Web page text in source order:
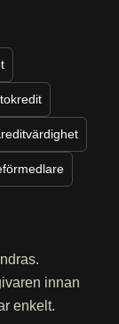
innan
enkelt.